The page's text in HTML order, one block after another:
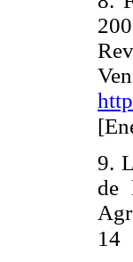
9.
de
14